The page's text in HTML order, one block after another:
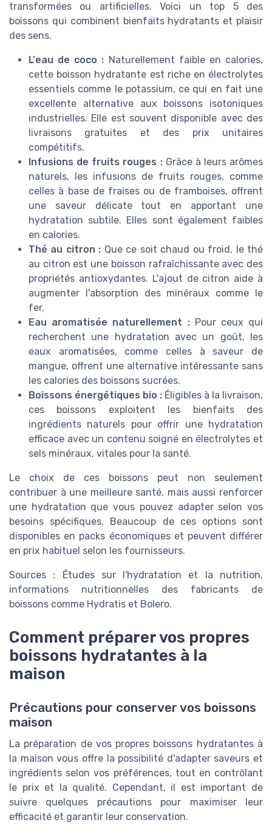
transformées ou artificielles. Voici un top 5 des
boissons qui combinent bienfaits hydratants et plaisir
des sens.
L'eau de coco : Naturellement faible en calories,
cette boisson hydratante est riche en électrolytes
essentiels comme le potassium, ce qui en fait une
excellente alternative aux boissons isotoniques
industrielles. Elle est souvent disponible avec des
livraisons gratuites et des prix unitaires
compétitifs.
Infusions de fruits rouges :Grâce à leurs arômes
naturels, les infusions de fruits rouges, comme
celles à base de fraises ou de framboises, offrent
une saveur délicate tout en apportant une
hydratation subtile. Elles sont également faibles
en calories.
Thé au citron : Que ce soit chaud ou froid, le thé
au citron est une boisson rafraîchissante avec des
propriétés antioxydantes. L'ajout de citron aide à
augmenter l'absorption des minéraux comme le
fer.
Eau aromatisée naturellement :Pour ceux qui
recherchent une hydratation avec un goût, les
eaux aromatisées, comme celles à saveur de
mangue, offrent une alternative intéressante sans
les calories des boissons sucrées.
Boissons énergétiques bio : Éligibles à la livraison,
ces boissons exploitent les bienfaits des
ingrédients naturels pour offrir une hydratation
efficace avec un contenu soigné en électrolytes et
sels minéraux, vitales pour la santé.
Le choix de ces boissons peut non seulement
contribuer à une meilleure santé, mais aussi renforcer
une hydratation que vous pouvez adapter selon vos
besoins spécifiques. Beaucoup de ces options sont
disponibles en packs économiques et peuvent différer
en prix habituel selon les fournisseurs.
Sources : Études sur l'hydratation et la nutrition,
informations nutritionnelles des fabricants de
boissons comme Hydratis et Bolero.
Comment préparer vos propres
boissons hydratantes à la
maison
Précautions pour conserver vos boissons
maison
La préparation de vos propres boissons hydratantes à
la maison vous offre la possibilité d'adapter saveurs et
ingrédients selon vos préférences, tout en contrôlant
le prix et la qualité. Cependant, il est important de
suivre quelques précautions pour maximiser leur
efficacité et garantir leur conservation.